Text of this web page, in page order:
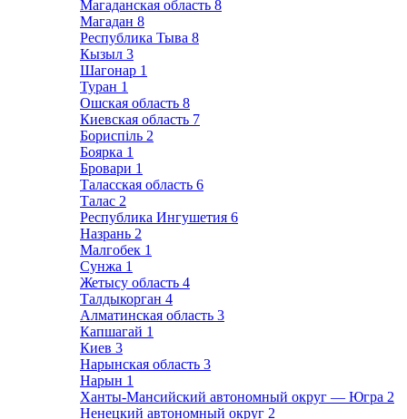
Магаданская область 8
Магадан 8
Республика Тыва 8
Кызыл 3
Шагонар 1
Туран 1
Ошская область 8
Киевская область 7
Бориспіль 2
Боярка 1
Бровари 1
Таласская область 6
Талас 2
Республика Ингушетия 6
Назрань 2
Малгобек 1
Сунжа 1
Жетысу область 4
Талдыкорган 4
Алматинская область 3
Капшагай 1
Киев 3
Нарынская область 3
Нарын 1
Ханты-Мансийский автономный округ — Югра 2
Ненецкий автономный округ 2